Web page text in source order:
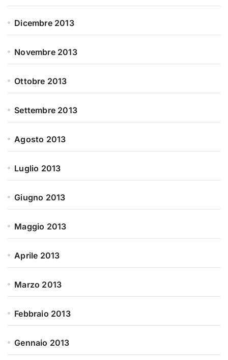
Dicembre 2013
Novembre 2013
Ottobre 2013
Settembre 2013
Agosto 2013
Luglio 2013
Giugno 2013
Maggio 2013
Aprile 2013
Marzo 2013
Febbraio 2013
Gennaio 2013